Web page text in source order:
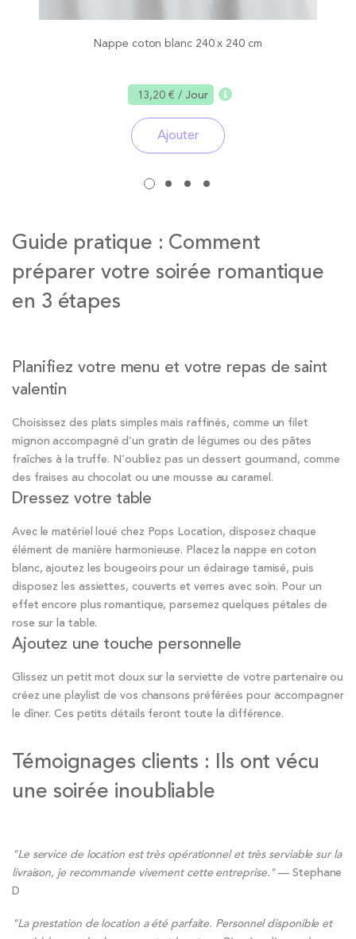
Nappe coton blanc 240 x 240 cm
13,20 €/ Jour
Ajouter
Guide pratique : Comment
préparer votre soirée romantique
en 3 étapes
Planifiez votre menu et votre repas de saint
valentin
Choisissez des plats simples mais raffinés, comme un filet
mignon accompagné d’un gratin de légumes ou des pâtes
fraîches à la truffe. N’oubliez pas un dessert gourmand, comme
des fraises au chocolat ou une mousse au caramel.
Dressez votre table
Avec le matériel loué chez Pops Location, disposez chaque
élément de manière harmonieuse. Placez la nappe en coton
blanc, ajoutez les bougeoirs pour un éclairage tamisé, puis
disposez les assiettes, couverts et verres avec soin. Pour un
effet encore plus romantique, parsemez quelques pétales de
rose sur la table.
Ajoutez une touche personnelle
Glissez un petit mot doux sur la serviette de votre partenaire ou
créez une playlist de vos chansons préférées pour accompagner
le dîner. Ces petits détails feront toute la différence.
Témoignages clients : Ils ont vécu
une soirée inoubliable
"Le service de location est très opérationnel et très serviable sur la
livraison, je recommande vivement cette entreprise."— Stephane
D
"La prestation de location a été parfaite. Personnel disponible et